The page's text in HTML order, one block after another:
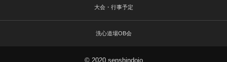
大会・行事予定
洗心道場OB会
© 2020 senshindojo